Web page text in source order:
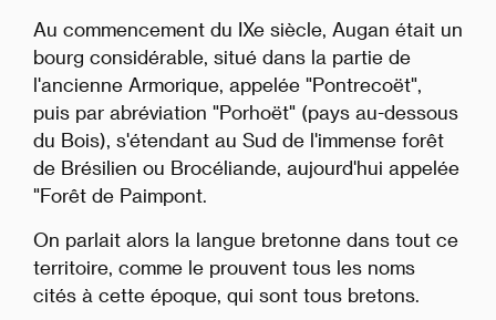
Au commencement du IXe siècle, Augan était un
bourg considérable, situé dans la partie de
l'ancienne Armorique, appelée "Pontrecoët",
puis par abréviation "Porhoët" (pays au-dessous
du Bois), s'étendant au Sud de l'immense forêt
de Brésilien ou Brocéliande, aujourd'hui appelée
"Forêt de Paimpont.
On parlait alors la langue bretonne dans tout ce
territoire, comme le prouvent tous les noms
cités à cette époque, qui sont tous bretons.